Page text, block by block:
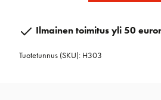
Ilmainen toimitus yli 50
Tuotetunnus (SKU): H303